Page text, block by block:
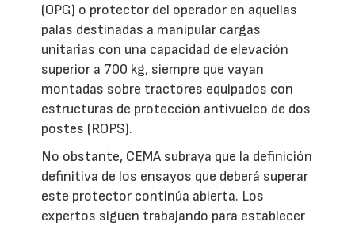
(OPG) o protector del operador en aquellas
palas destinadas a manipular cargas
unitarias con una capacidad de elevación
superior a 700 kg, siempre que vayan
montadas sobre tractores equipados con
estructuras de protección antivuelco de dos
postes (ROPS).
No obstante, CEMA subraya que la definición
definitiva de los ensayos que deberá superar
este protector continúa abierta. Los
expertos siguen trabajando para establecer